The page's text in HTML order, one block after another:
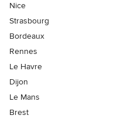
Nice
Strasbourg
Bordeaux
Rennes
Le Havre
Dijon
Le Mans
Brest